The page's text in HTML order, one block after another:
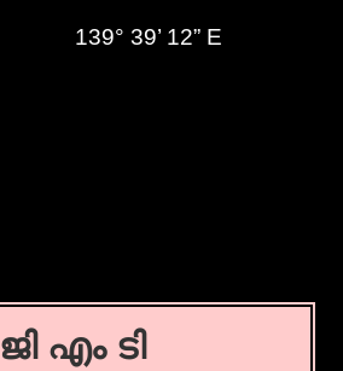
139° 39’ 12” E
ജി എം ടി